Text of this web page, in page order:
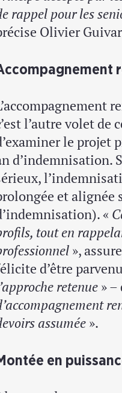
rappel pour les
Olivier
l’autre volet de
le projet
d’indemnisation.
et alignée
«
tout en
»,
d’être
retenue »
assumée ».
en